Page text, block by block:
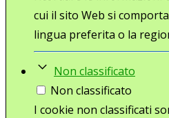
cui il sito Web si
lingua preferita o la
Non classificato
Non classificato
I cookie non classificati